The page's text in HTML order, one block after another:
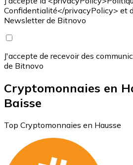
Confidentialité</privacyPolicy> et
Newsletter de Bitnovo
J'accepte de recevoir des
de Bitnovo
Cryptomonnaies en
Baisse
Top Cryptomonnaies en Hausse